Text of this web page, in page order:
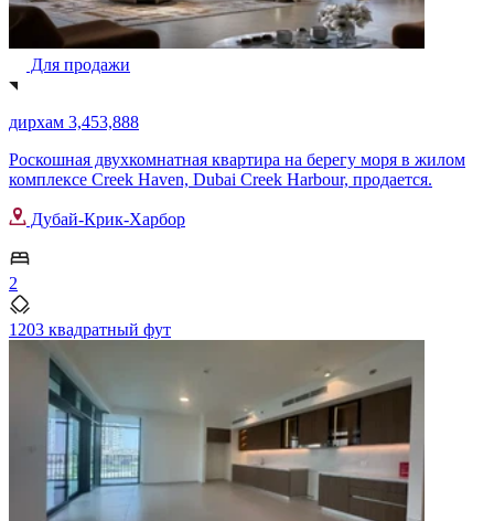
Для продажи
дирхам 3,453,888
Роскошная двухкомнатная квартира на берегу моря в жилом
комплексе Creek Haven, Dubai Creek Harbour, продается.
Дубай-Крик-Харбор
2
1203 квадратный фут